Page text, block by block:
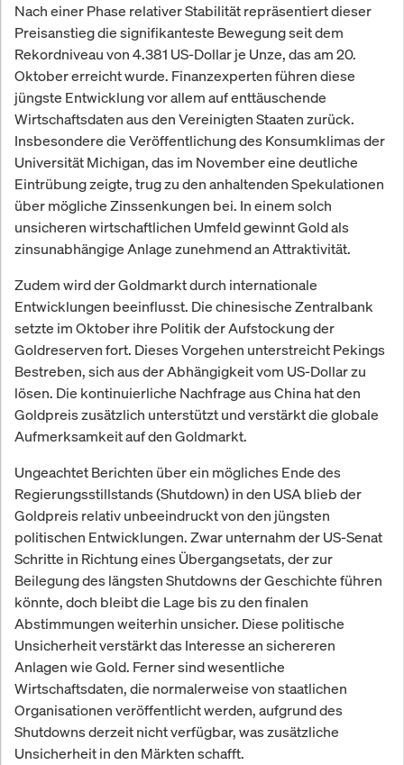
Nach einer Phase relativer Stabilität repräsentiert dieser
Preisanstieg die signifikanteste Bewegung seit dem
Rekordniveau von 4.381 US-Dollar je Unze, das am 20.
Oktober erreicht wurde. Finanzexperten führen diese
jüngste Entwicklung vor allem auf enttäuschende
Wirtschaftsdaten aus den Vereinigten Staaten zurück.
Insbesondere die Veröffentlichung des Konsumklimas der
Universität Michigan, das im November eine deutliche
Eintrübung zeigte, trug zu den anhaltenden Spekulationen
über mögliche Zinssenkungen bei. In einem solch
unsicheren wirtschaftlichen Umfeld gewinnt Gold als
zinsunabhängige Anlage zunehmend an Attraktivität.
Zudem wird der Goldmarkt durch internationale
Entwicklungen beeinflusst. Die chinesische Zentralbank
setzte im Oktober ihre Politik der Aufstockung der
Goldreserven fort. Dieses Vorgehen unterstreicht Pekings
Bestreben, sich aus der Abhängigkeit vom US-Dollar zu
lösen. Die kontinuierliche Nachfrage aus China hat den
Goldpreis zusätzlich unterstützt und verstärkt die globale
Aufmerksamkeit auf den Goldmarkt.
Ungeachtet Berichten über ein mögliches Ende des
Regierungsstillstands (Shutdown) in den USA blieb der
Goldpreis relativ unbeeindruckt von den jüngsten
politischen Entwicklungen. Zwar unternahm der US-Senat
Schritte in Richtung eines Übergangsetats, der zur
Beilegung des längsten Shutdowns der Geschichte führen
könnte, doch bleibt die Lage bis zu den finalen
Abstimmungen weiterhin unsicher. Diese politische
Unsicherheit verstärkt das Interesse an sichereren
Anlagen wie Gold. Ferner sind wesentliche
Wirtschaftsdaten, die normalerweise von staatlichen
Organisationen veröffentlicht werden, aufgrund des
Shutdowns derzeit nicht verfügbar, was zusätzliche
Unsicherheit in den Märkten schafft.